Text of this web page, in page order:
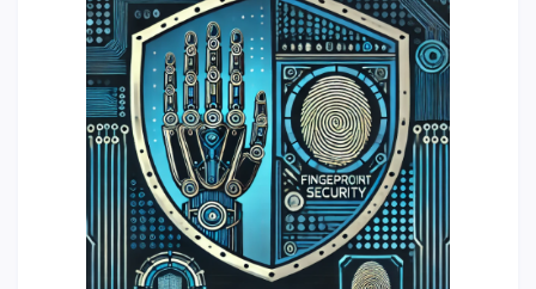
Кампус-тур
International studying
METU Courses
ОБРАЗОВАТЕЛЬНЫЕ ПРОГРАММЫ
Бакалавриат
Магистратура